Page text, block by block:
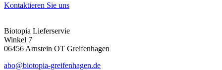
Kontaktieren Sie uns
Biotopia Lieferservie
Winkel 7
06456 Arnstein OT Greifenhagen
abo@biotopia-greifenhagen.de